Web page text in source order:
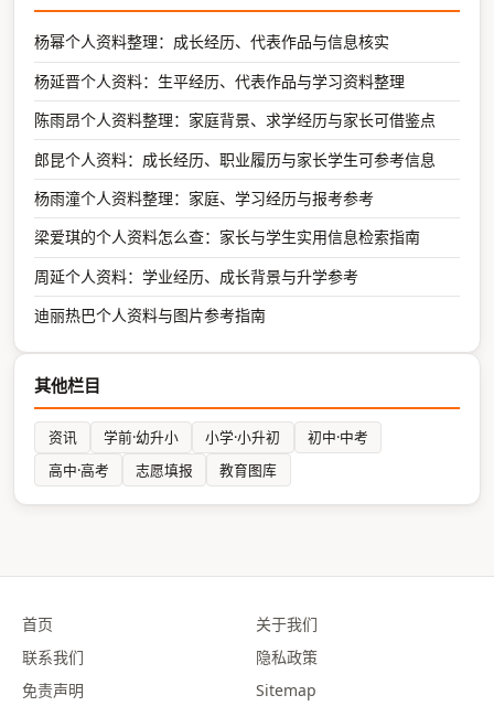
杨幂个人资料整理：成长经历、代表作品与信息核实
杨延晋个人资料：生平经历、代表作品与学习资料整理
陈雨昂个人资料整理：家庭背景、求学经历与家长可借鉴点
郎昆个人资料：成长经历、职业履历与家长学生可参考信息
杨雨潼个人资料整理：家庭、学习经历与报考参考
梁爱琪的个人资料怎么查：家长与学生实用信息检索指南
周延个人资料：学业经历、成长背景与升学参考
迪丽热巴个人资料与图片参考指南
其他栏目
资讯 学前·幼升小 小学·小升初
初中·中考
高中·高考
志愿填报 教育图库
首页
关于我们
联系我们
隐私政策
免责声明
Sitemap